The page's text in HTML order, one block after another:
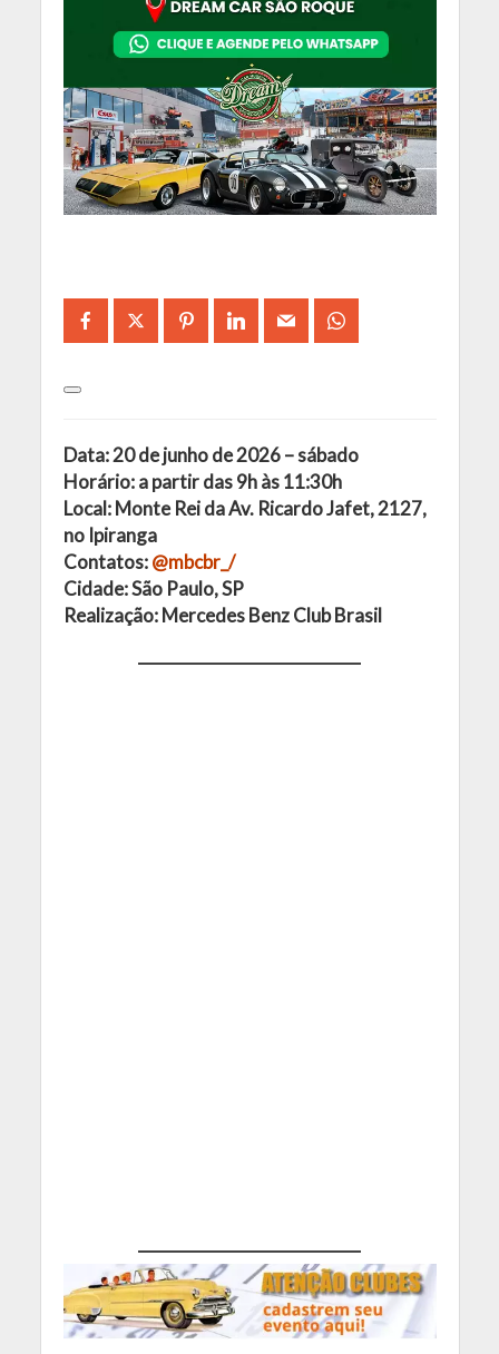
Data: 20 de junho de 2026 – sábado
Horário: a partir das 9h às 11:30h
Local: Monte Rei da Av. Ricardo Jafet, 2127,
no Ipiranga
Contatos:@mbcbr_/
Cidade: São Paulo, SP
Realização: Mercedes Benz Club Brasil